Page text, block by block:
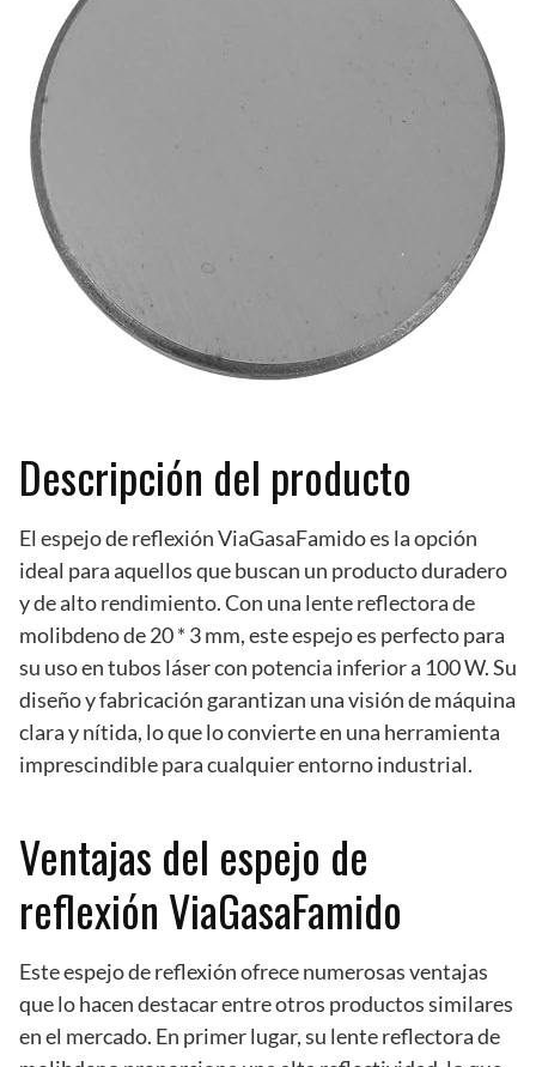
Descripción del producto
El espejo de reflexión ViaGasaFamido es la opción
ideal para aquellos que buscan un producto duradero
y de alto rendimiento. Con una lente reflectora de
molibdeno de 20 * 3 mm, este espejo es perfecto para
su uso en tubos láser con potencia inferior a 100 W. Su
diseño y fabricación garantizan una visión de máquina
clara y nítida, lo que lo convierte en una herramienta
imprescindible para cualquier entorno industrial.
Ventajas del espejo de
reflexión ViaGasaFamido
Este espejo de reflexión ofrece numerosas ventajas
que lo hacen destacar entre otros productos similares
en el mercado. En primer lugar, su lente reflectora de